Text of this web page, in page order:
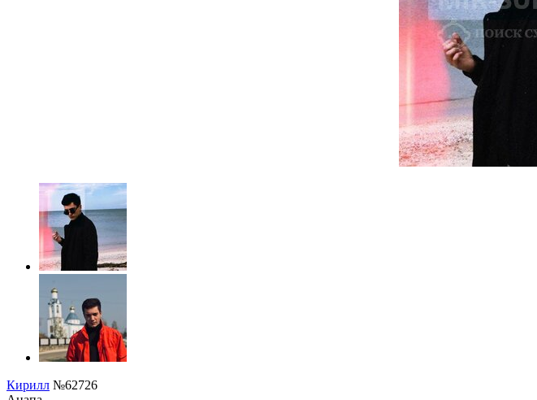
Кирилл №62726